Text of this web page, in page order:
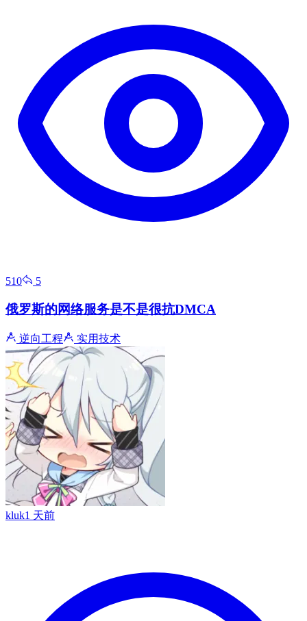
510 5
俄罗斯的网络服务是不是很抗DMCA
逆向工程 实用技术
kluk1 天前